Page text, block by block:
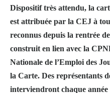
Dispositif très attendu, la
est attribuée par la CEJ à
reconnus depuis la rentrée
construit en lien avec la
Nationale de l’Emploi des
la Carte. Des représentants
interviendront chaque année